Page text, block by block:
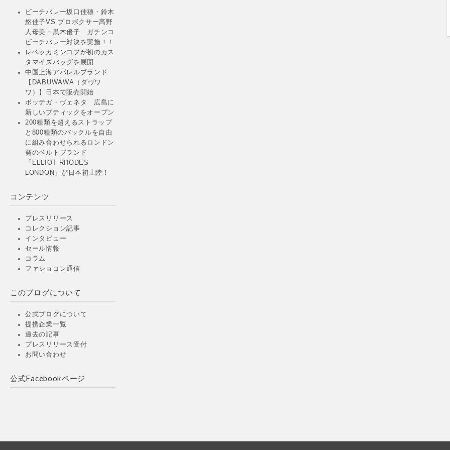
ビーチバレー坂口佳穗・鈴木
悠佳子VS プロボクサー高野
人母美・黒木優子 ガチンコ
ビーチバレー対決を実施！！
レベッカミンコフが初のカス
タマイズバッグを展開
中国上海アパレルブランド
【DABUWAWA（ダヴワ
ワ）】日本で販売開始
ボッテガ・ヴェネタ 広島に
新しいブティックをオープン
200種類を超えるストラップ
と800種類のバックルを自由
に組み合わせられるロンドン
発のベルトブランド
「ELLIOT RHODES
LONDON」が日本初上陸！
コンテンツ
プレスリリース
コレクション記事
インタビュー
セール情報
コラム
ファショコン通信
このブログについて
公式ブログについて
提携企業一覧
過去の記事
プレスリリース受付
お問い合わせ
公式Facebookページ